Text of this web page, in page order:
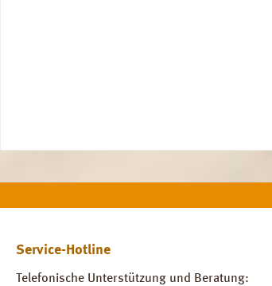
Service-Hotline
Telefonische Unterstützung und Beratung: